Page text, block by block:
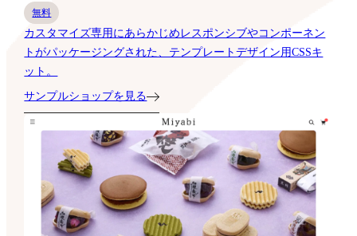
無料
カスタマイズ専用にあらかじめレスポンシブやコンポーネン
トがパッケージングされた、テンプレートデザイン用CSSキ
ット。
サンプルショップを見る